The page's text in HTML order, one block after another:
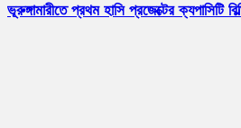
ভূরুঙ্গামারীতে প্রথম হাসি প্রজেক্টের ক্যপাসিটি